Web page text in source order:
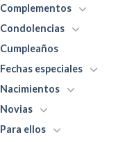
Complementos
Condolencias
Cumpleaños
Fechas especiales
Nacimientos
Novias
Para ellos